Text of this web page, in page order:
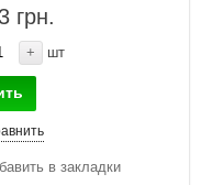
грн.
+ шт
в закладки